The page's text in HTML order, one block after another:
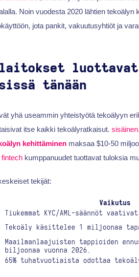
Noin vuodesta 2020 lähtien tekoälyn
jota pankit, vakuutusyhtiöt ja
luottavat
tänään
yhä useammin yhteistyötä tekoälyyn
itse kaikki tekoälyratkaisut. sisäinen
kehittäminenmaksaa $10-50
fintechkumppanuudet tuottavat tuloksia
tekijät:
Vaikutus
Tiukemmat KYC/AML-säännöt
Tekoäly käsittelee 1 miljoonaa
Maailmanlaajuisten tappioiden
biljoonaa vuonna 2026.
65% tuhatvuotiaista odottaa